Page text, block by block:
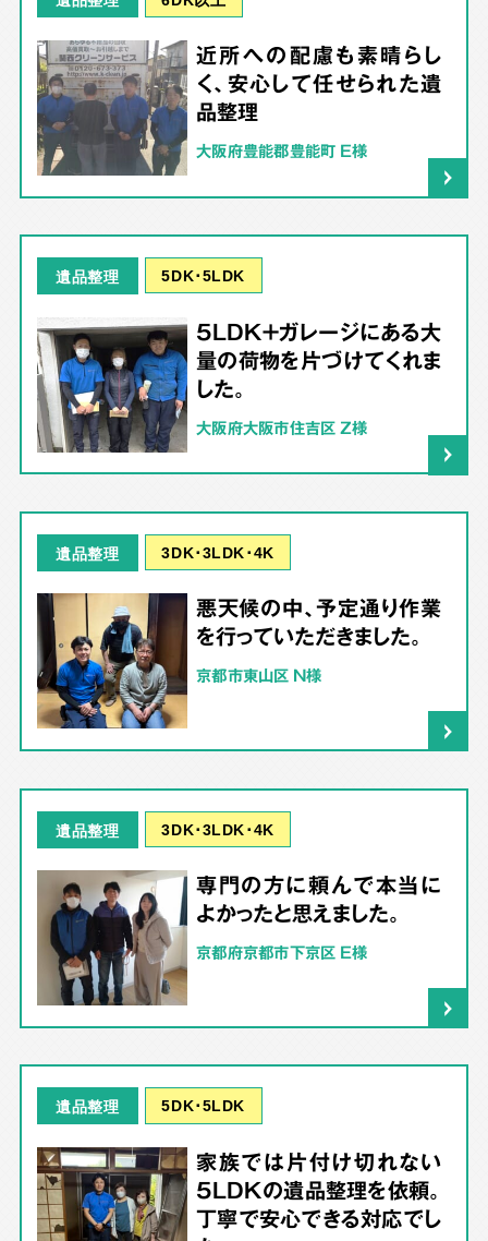
近所への配慮も素晴らし
く、安心して任せられた遺
品整理
大阪府豊能郡豊能町 E様
遺品整理 5DK･5LDK
5LDK＋ガレージにある大
量の荷物を片づけてくれま
した。
大阪府大阪市住吉区 Z様
遺品整理 3DK･3LDK･4K
悪天候の中、予定通り作業
を行っていただきました。
京都市東山区 N様
遺品整理 3DK･3LDK･4K
専門の方に頼んで本当に
よかったと思えました。
京都府京都市下京区 E様
遺品整理 5DK･5LDK
家族では片付け切れない
5LDKの遺品整理を依頼。
丁寧で安心できる対応でし